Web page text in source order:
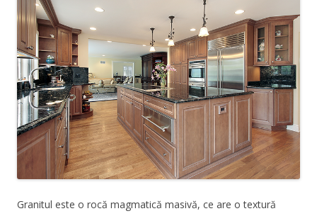
Granitul este o rocă magmatică masivă, ce are o textură